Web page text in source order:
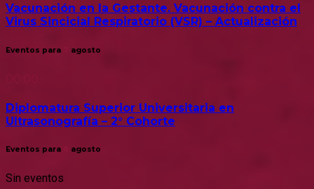
Vacunación en la Gestante. Vacunación contra el
Virus Sincicial Respiratorio (VSR) – Actualización
Eventos para agosto
Diplomatura Superior Universitaria en
Ultrasonografía – 2° Cohorte
Eventos para agosto
Sin eventos